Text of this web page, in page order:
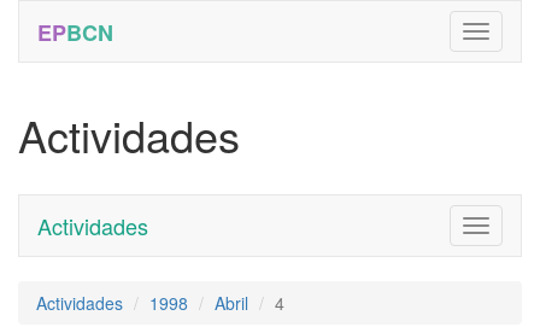
EPBCN
Actividades
Toggle
Actividades
Actividades 1998 Abril 4